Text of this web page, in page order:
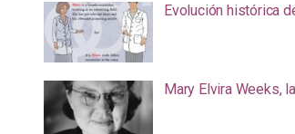
Evolución histórica
Mary Elvira Weeks,